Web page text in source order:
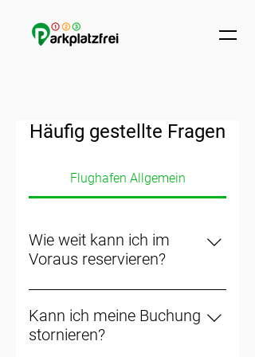
Häufig gestellte Fragen
Flughafen Allgemein
Wie weit kann ich im
Voraus reservieren?
Du kannst bis zu 12 Monaten im
Voraus deinen Parkplatz
reservieren.
Kann ich meine Buchung
stornieren?